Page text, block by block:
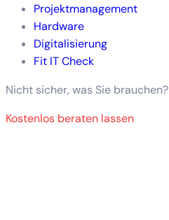
Projektmanagement
Hardware
Digitalisierung
Fit IT Check
Nicht sicher, was Sie brauchen?
Kostenlos beraten lassen